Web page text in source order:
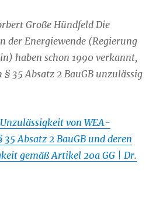
Große Hündfeld Die
der Energiewende (Regierung
haben schon 1990 verkannt,
§ 35 Absatz 2 BauGB unzulässig
von WEA-
35 Absatz 2 BauGB und deren
gemäß Artikel 20a GG | Dr.